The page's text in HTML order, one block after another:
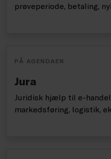
prøveperiode, betaling,
PÅ AGENDAEN
Jura
Juridisk hjælp til e-
markedsføring, logistik,